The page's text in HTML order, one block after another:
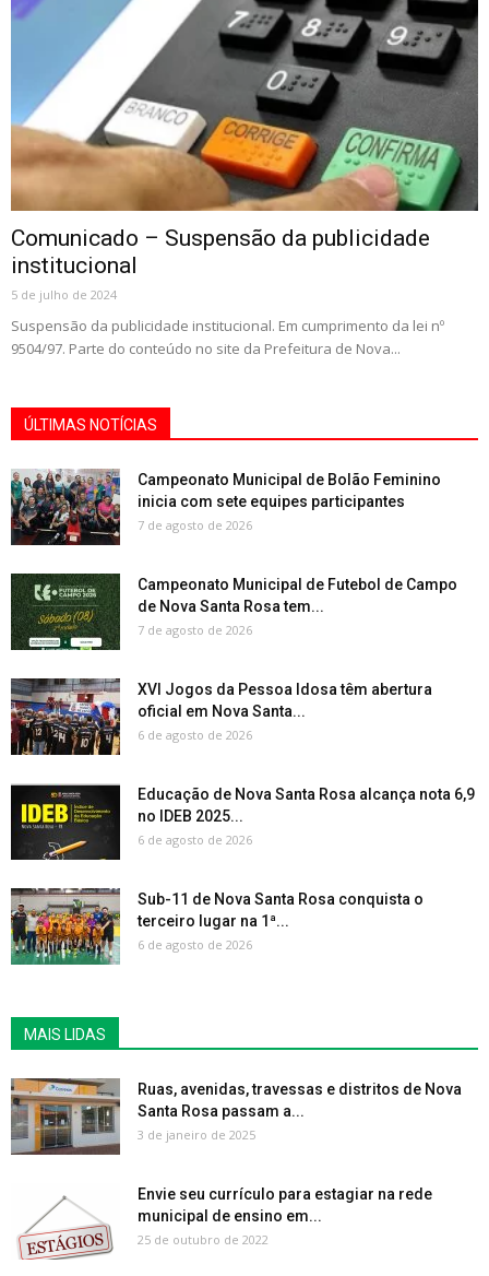
Comunicado – Suspensão da publicidade
institucional
5 de julho de 2024
Suspensão da publicidade institucional. Em cumprimento da lei nº
9504/97. Parte do conteúdo no site da Prefeitura de Nova...
ÚLTIMAS NOTÍCIAS
Campeonato Municipal de Bolão Feminino
inicia com sete equipes participantes
7 de agosto de 2026
Campeonato Municipal de Futebol de Campo
de Nova Santa Rosa tem...
7 de agosto de 2026
XVI Jogos da Pessoa Idosa têm abertura
oficial em Nova Santa...
6 de agosto de 2026
Educação de Nova Santa Rosa alcança nota 6,9
no IDEB 2025...
6 de agosto de 2026
Sub-11 de Nova Santa Rosa conquista o
terceiro lugar na 1ª...
6 de agosto de 2026
MAIS LIDAS
Ruas, avenidas, travessas e distritos de Nova
Santa Rosa passam a...
3 de janeiro de 2025
Envie seu currículo para estagiar na rede
municipal de ensino em...
25 de outubro de 2022